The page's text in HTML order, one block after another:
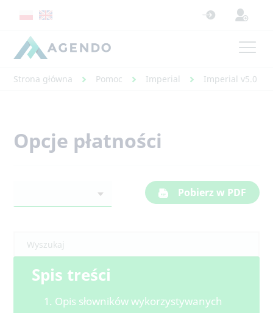
Strona główna Pomoc Imperial Imperial v5.0 -
Opcje płatności
Pobierz w PDF
Spis treści
1. Opis słowników wykorzystywanych